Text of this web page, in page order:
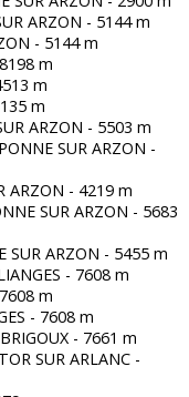
ARZON - 5144 m
- 5144 m
m
m
m
ARZON - 5503 m
SUR ARZON -
ARZON - 4219 m
SUR ARZON - 5683
SUR ARZON - 5455 m
- 7608 m
m
- 7608 m
- 7661 m
SUR ARLANC -